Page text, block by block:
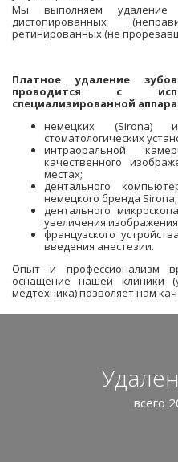
Мы выполняем
дистопированных
ретинированных (не
Платное удаление
проводится с
специализированной
немецких (Sirona)
стоматологических
интраоральной
качественного
местах;
дентального
немецкого бренда Sirona;
дентального
увеличения
французского
введения анестезии.
Опыт и профессионализм
оснащение нашей клиники
медтехника) позволяет нам
всего